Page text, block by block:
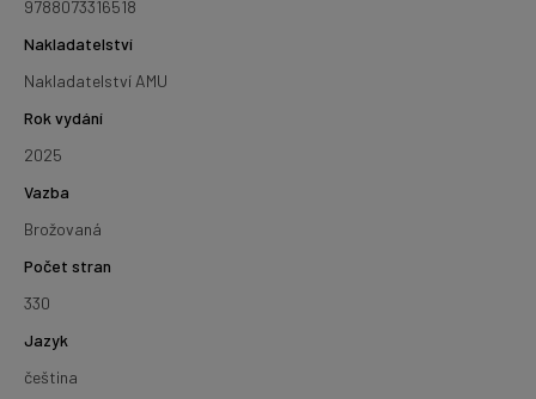
9788073316518
Nakladatelství
Nakladatelství AMU
Rok vydání
2025
Vazba
Brožovaná
Počet stran
330
Jazyk
čeština